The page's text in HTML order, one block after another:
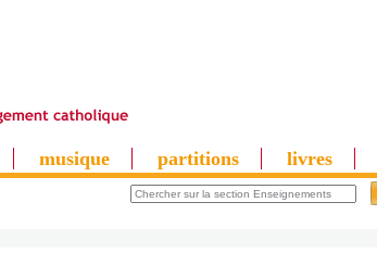
musique partitions livres